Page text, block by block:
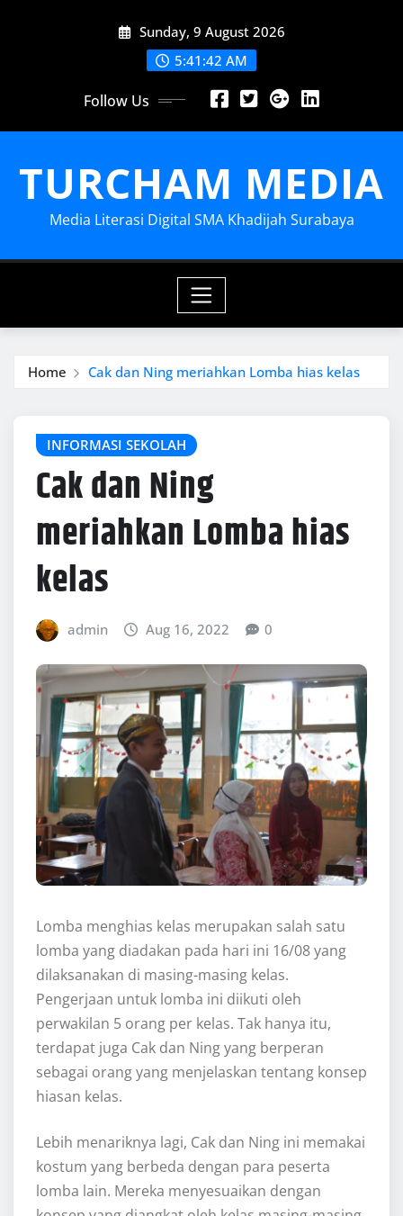
Sunday, 9 August 2026
5:41:43 AM
Follow Us
TURCHAM MEDIA
Media Literasi Digital SMA Khadijah Surabaya
Home Cak dan Ning meriahkan Lomba hias kelas
INFORMASI SEKOLAH
Cak dan Ning
meriahkan Lomba hias
kelas
admin Aug 16, 2022 0
Lomba menghias kelas merupakan salah satu
lomba yang diadakan pada hari ini 16/08 yang
dilaksanakan di masing-masing kelas.
Pengerjaan untuk lomba ini diikuti oleh
perwakilan 5 orang per kelas. Tak hanya itu,
terdapat juga Cak dan Ning yang berperan
sebagai orang yang menjelaskan tentang konsep
hiasan kelas.
Lebih menariknya lagi, Cak dan Ning ini memakai
kostum yang berbeda dengan para peserta
lomba lain. Mereka menyesuaikan dengan